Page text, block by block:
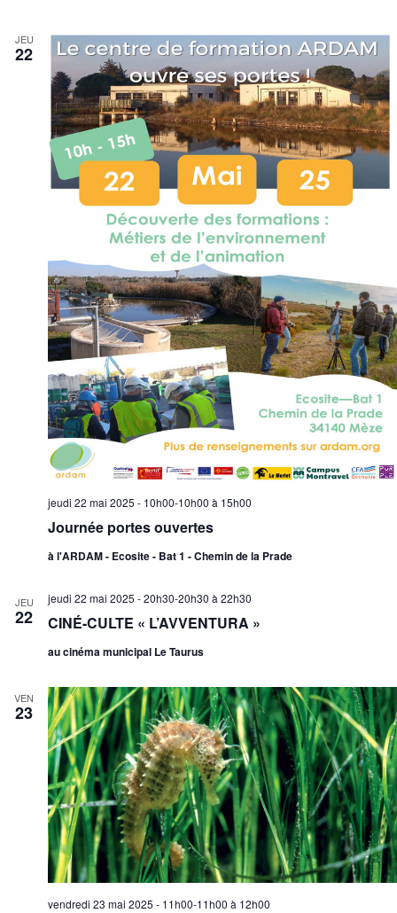
JEU
22
Journée portes ouvertes
jeudi 22 mai 2025 - 10h00-10h00 à 15h00
à l'ARDAM - Ecosite - Bat 1 - Chemin de la Prade
JEU
22 CINÉ-CULTE « L’AVVENTURA »
jeudi 22 mai 2025 - 20h30-20h30 à 22h30
au cinéma municipal Le Taurus
VEN
23
vendredi 23 mai 2025 - 11h00-11h00 à 12h00